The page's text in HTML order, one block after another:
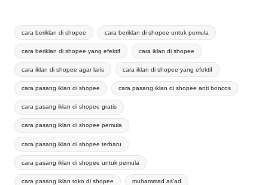
Tags:
cara beriklan di shopee cara beriklan di shopee untuk pemula
cara beriklan di shopee yang efektif cara iklan di shopee
cara iklan di shopee agar laris cara iklan di shopee yang efektif
cara pasang iklan di shopee cara pasang iklan di shopee anti boncos
cara pasang iklan di shopee gratis
cara pasang iklan di shopee pemula
cara pasang iklan di shopee terbaru
cara pasang iklan di shopee untuk pemula
cara pasang iklan toko di shopee muhammad as'ad